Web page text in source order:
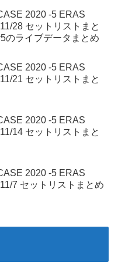
2020 -5 ERAS
28 セットリストまと
のライブデータまとめ
2020 -5 ERAS
21 セットリストまと
2020 -5 ERAS
14 セットリストまと
2020 -5 ERAS
7 セットリストまとめ